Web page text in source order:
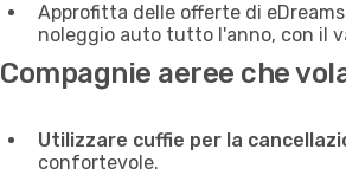
Approfitta delle offerte di
noleggio auto tutto l'anno, con il
Compagnie aeree che
Utilizzare cuffie per la
confortevole.